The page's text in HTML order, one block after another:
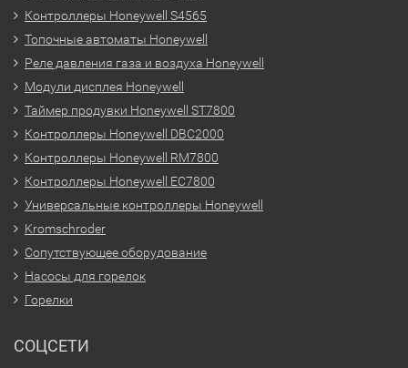
Контроллеры Honeywell S4565
Топочные автоматы Honeywell
Реле давления газа и воздуха Honeywell
Модули дисплея Honeywell
Таймер продувки Honeywell ST7800
Контроллеры Honeywell DBC2000
Контроллеры Honeywell RM7800
Контроллеры Honeywell EC7800
Универсальные контроллеры Honeywell
Kromschroder
Сопутствующее оборудование
Насосы для горелок
Горелки
СОЦСЕТИ